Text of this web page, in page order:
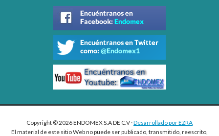
Copyright © 2026 ENDOMEX S.A DE C.V ·Desarrollado por EZRA
El material de este sitio Web no puede ser publicado, transmitido, reescrito,